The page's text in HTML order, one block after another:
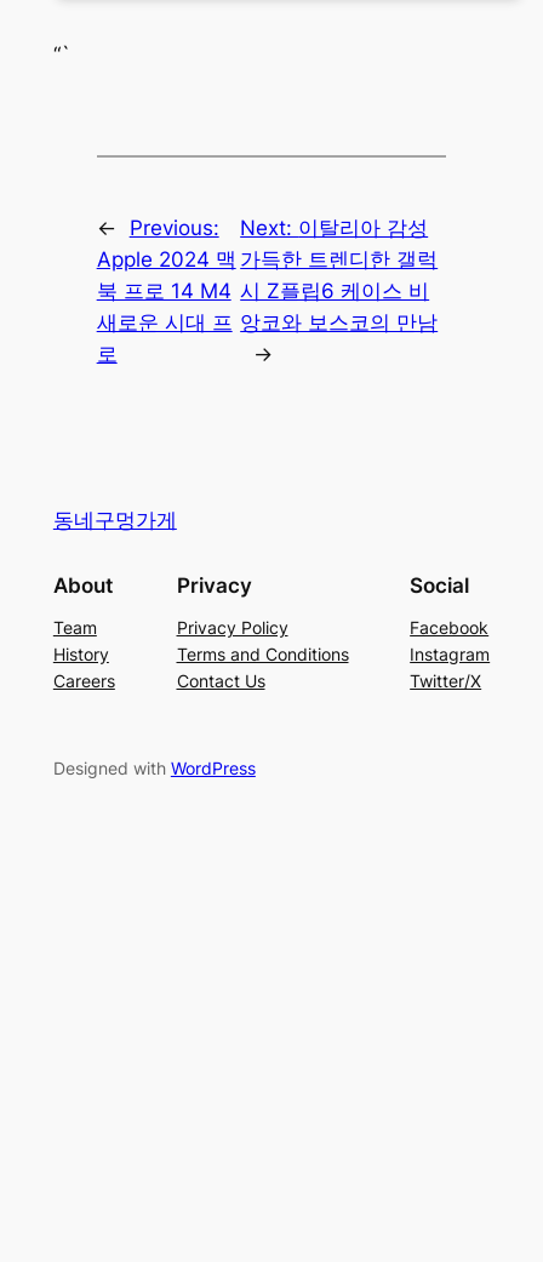
“`
←
Previous:
Apple 2024 맥
북 프로 14 M4
새로운 시대 프
로
Next: 이탈리아 감성
가득한 트렌디한 갤럭
시 Z플립6 케이스 비
앙코와 보스코의 만남
→
동네구멍가게
About
Team
History
Careers
Privacy
Privacy Policy
Terms and Conditions
Contact Us
Social
Facebook
Instagram
Twitter/X
Designed with WordPress